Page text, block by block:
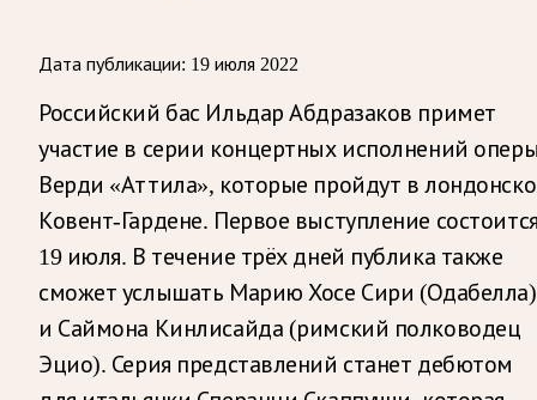
Дата публикации: 19 июля 2022
Российский бас Ильдар Абдразаков примет
участие в серии концертных исполнений
Верди «Аттила», которые пройдут в
Ковент-Гардене. Первое выступление
19 июля. В течение трёх дней публика также
сможет услышать Марию Хосе Сири (Одабелла)
и Саймона Кинлисайда (римский полководец
Эцио). Серия представлений станет дебютом